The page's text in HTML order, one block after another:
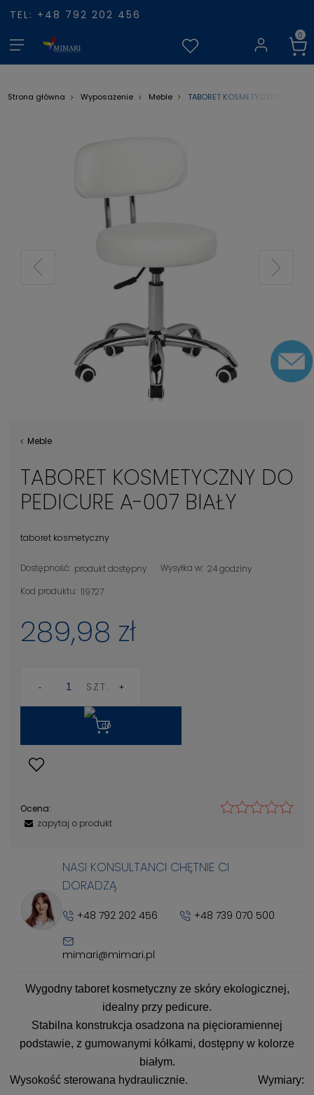
TEL: +48 792 202 456
Strona główna Wyposażenie Meble TABORET KOSMETYCZNY DO
Meble
TABORET KOSMETYCZNY DO
PEDICURE A-007 BIAŁY
taboret kosmetyczny
Dostępność: produkt dostępny Wysyłka w: 24 godziny
Kod produktu: 119727
289,98 zł
SZT.
Ocena:
zapytaj o produkt
NASI KONSULTANCI CHĘTNIE CI
DORADZĄ
+48 792 202 456 +48 739 070 500
mimari@mimari.pl
Wygodny taboret kosmetyczny ze skóry ekologicznej,
idealny przy pedicure.
Stabilna konstrukcja osadzona na pięcioramiennej
podstawie, z gumowanymi kółkami, dostępny w kolorze
białym.
Wysokość sterowana hydraulicznie.
Wymiary: